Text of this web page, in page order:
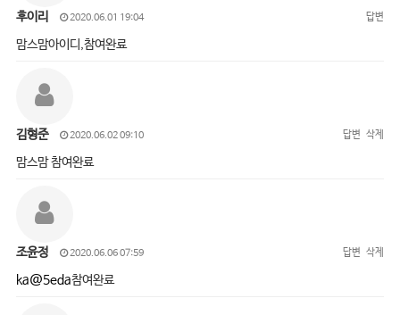
후이리 2020.06.01 19:04 답변
맘스맘아이디,참여완료
김형준 2020.06.02 09:10 답변 삭제
맘스맘 참여완료
조윤정 2020.06.06 07:59 답변 삭제
ka@5eda참여완료